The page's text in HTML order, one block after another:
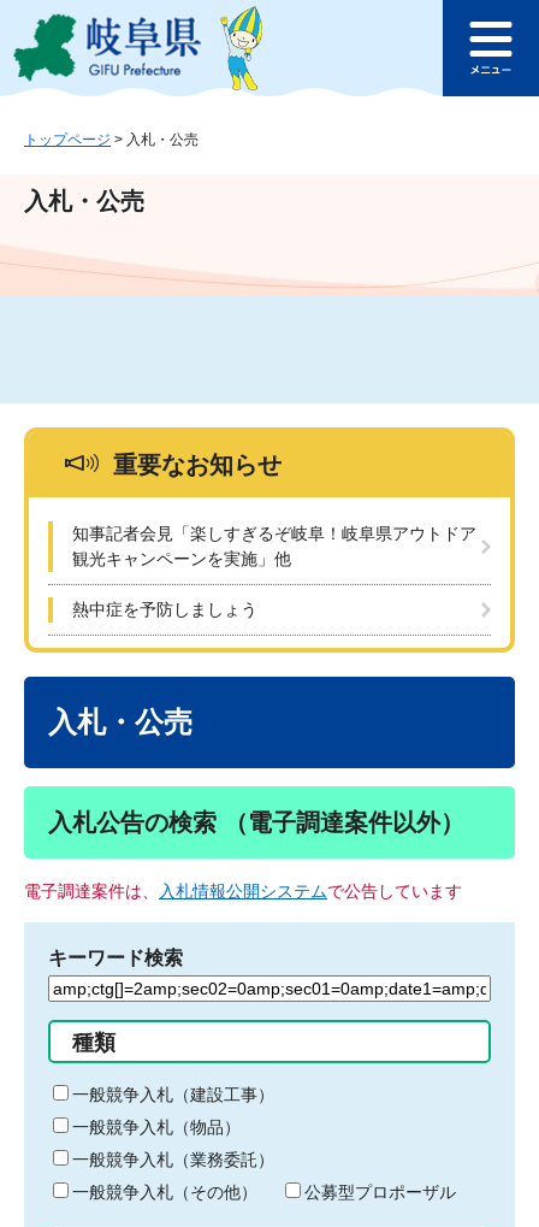
ジ
ュ
文
このページの本文へ
ュ
トップページ > 入札・公売
入札・公売
重要なお知らせ
知事記者会見「楽しすぎるぞ岐阜！岐阜県アウトドア
観光キャンペーンを実施」他
熱中症を予防しましょう
入札・公売
入札公告の検索 （電子調達案件以外）
電子調達案件は、 入札情報公開システムで公告しています
キーワード検索
検
る
キ
ー
ワ
ー
ド
種類
一般競争入札（建設工事）
一般競争入札（物品）
一般競争入札（業務委託）
一般競争入札（その他）
公募型プロポーザル